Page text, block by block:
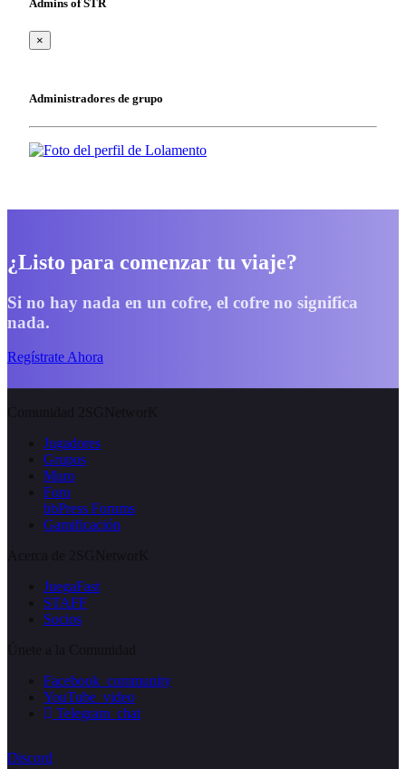
Admins of STR
×
Administradores de grupo
¿Listo para comenzar tu viaje?
Si no hay nada en un cofre, el cofre no significa
nada.
Regístrate Ahora
Jugadores
Grupos
Muro
Foro
bbPress Forums
Gamificación
JuegaFast
STAFF
Socios
Facebook_community
YouTube_video
Telegram_chat
Discord